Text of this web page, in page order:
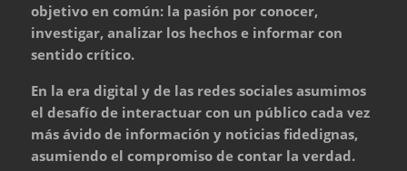
objetivo en común: la pasión por conocer,
investigar, analizar los hechos e informar con
sentido crítico.
En la era digital y de las redes sociales asumimos
el desafío de interactuar con un público cada vez
más ávido de información y noticias fidedignas,
asumiendo el compromiso de contar la verdad.